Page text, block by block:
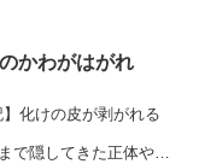
かわがはがれ